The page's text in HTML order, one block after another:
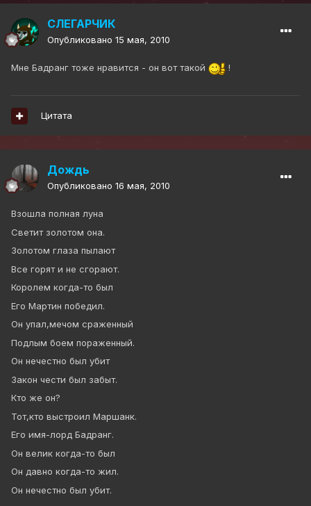
СЛЕГАРЧИК
Опубликовано 15 мая, 2010
Мне Бадранг тоже нравится - он вот такой !
Цитата
Дождь
Опубликовано 16 мая, 2010
Взошла полная луна
Светит золотом она.
Золотом глаза пылают
Все горят и не сгорают.
Королем когда-то был
Его Мартин победил.
Он упал,мечом сраженный
Подлым боем пораженный.
Он нечестно был убит
Закон чести был забыт.
Кто же он?
Тот,кто выстроил Маршанк.
Его имя-лорд Бадранг.
Он велик когда-то был
Он давно когда-то жил.
Он нечестно был убит.